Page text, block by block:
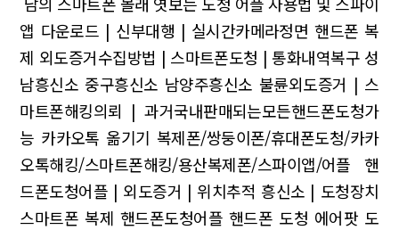
앱 다운로드 | 신부대행 | 실시간카메라정면 핸드폰 복
제 외도증거수집방법 | 스마트폰도청 | 통화내역복구 성
남흥신소 중구흥신소 남양주흥신소 불륜외도증거 | 스
마트폰해킹의뢰 | 과거국내판매되는모든핸드폰도청가
능 카카오톡 옮기기 복제폰/쌍둥이폰/휴대폰도청/카카
오톡해킹/스마트폰해킹/용산복제폰/스파이앱/어플
핸
드폰도청어플 | 외도증거 | 위치추적 흥신소 | 도청장치
스마트폰 복제 핸드폰도청어플 핸드폰 도청 에어팟 도